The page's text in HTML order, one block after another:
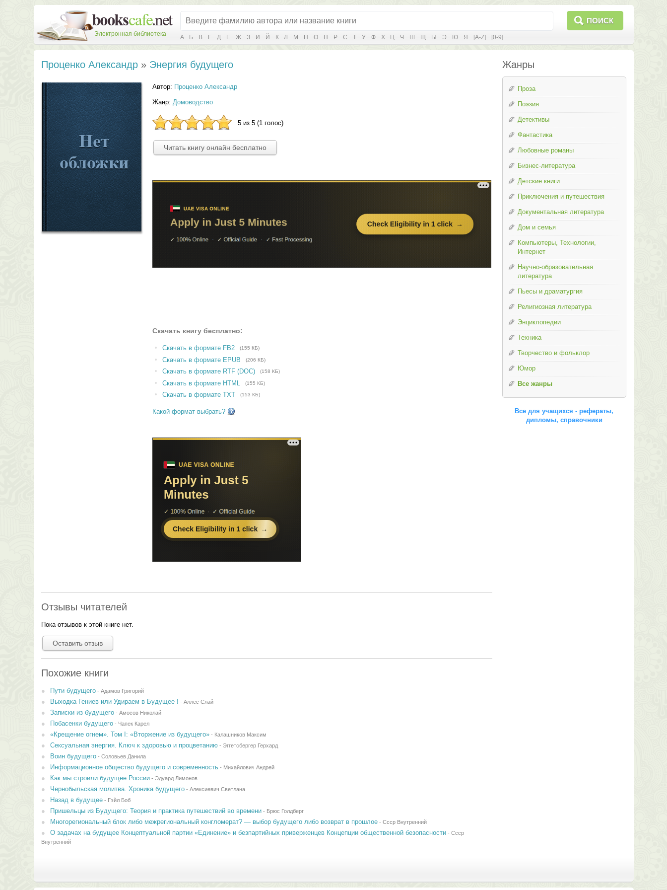
Электронная библиотека
ПОИСК
А Б В Г Д Е Ж З И Й К Л М Н О П Р С Т У Ф Х Ц Ч Ш Щ Ы Э Ю Я [A-Z] [0-9]
Проценко Александр» Энергия будущего
Автор: Проценко Александр
Жанр: Домоводство
5 из 5 (1 голос)
Читать книгу онлайн бесплатно
Скачать книгу бесплатно:
Скачать в формате FB2 (155 КБ)
Скачать в формате EPUB (206 КБ)
Скачать в формате RTF (DOC) (158 КБ)
Скачать в формате HTML (155 КБ)
Скачать в формате TXT (153 КБ)
Какой формат выбрать?
Отзывы читателей
Пока отзывов к этой книге нет.
Оставить отзыв
Похожие книги
Пути будущего- Адамов Григорий
Выходка Гениев или Удираем в Будущее ! - Аллес Слай
Записки из будущего- Амосов Николай
Побасенки будущего- Чапек Карел
«Крещение огнем». Том I: «Вторжение из будущего»- Калашников Максим
Сексуальная энергия. Ключ к здоровью и процветанию- Эггетсбергер Герхард
Воин будущего- Соловьев Данила
Информационное общество будущего и современность- Михайлович Андрей
Как мы строили будущее России- Эдуард Лимонов
Чернобыльская молитва. Хроника будущего- Алексиевич Светлана
Назад в будущее- Гэйл Боб
Пришельцы из Будущего: Теория и практика путешествий во времени- Брюс Голдберг
Многорегиональный блок либо межрегиональный конгломерат? — выбор будущего либо возврат в прошлое- Ссср Внутренний
О задачах на будущее Концептуальной партии «Единение» и безпартийных приверженцев Концепции общественной безопасности- Ссср
Внутренний
Жанры
Проза
Поэзия
Детективы
Фантастика
Любовные романы
Бизнес-литература
Детские книги
Приключения и путешествия
Документальная литература
Дом и семья
Компьютеры, Технологии,
Интернет
Научно-образовательная
литература
Пьесы и драматургия
Религиозная литература
Энциклопедии
Техника
Творчество и фольклор
Юмор
Все жанры
Все для учащихся - рефераты,
дипломы, справочники